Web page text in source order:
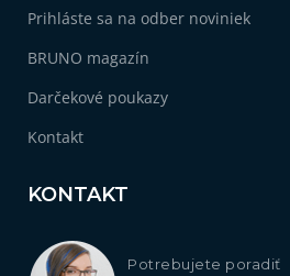
Prihláste sa na odber noviniek
BRUNO magazín
Darčekové poukazy
Kontakt
KONTAKT
Potrebujete poradiť